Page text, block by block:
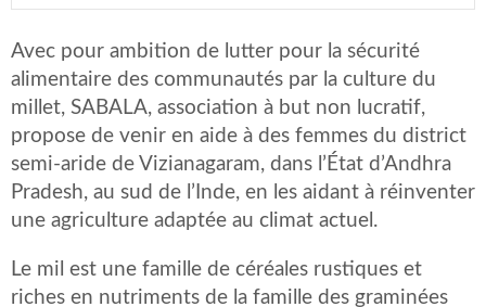
Avec pour ambition de lutter pour la sécurité
alimentaire des communautés par la culture du
millet, SABALA, association à but non lucratif,
propose de venir en aide à des femmes du district
semi-aride de Vizianagaram, dans l’État d’Andhra
Pradesh, au sud de l’Inde, en les aidant à réinventer
une agriculture adaptée au climat actuel.
Le mil est une famille de céréales rustiques et
riches en nutriments de la famille des graminées